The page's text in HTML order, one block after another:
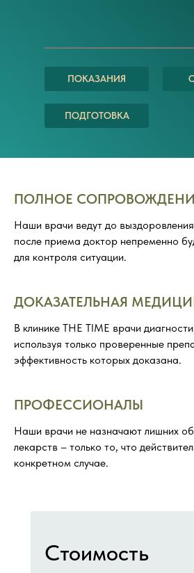
ПОКАЗАНИЯ
ПОДГОТОВКА
ПОЛНОЕ
Наши врачи ведут до
после приема доктор непременно
для контроля ситуации.
ДОКАЗАТЕЛЬНАЯ
В клинике THE TIME врачи
используя только проверенные
эффективность которых доказана.
ПРОФЕССИОНАЛЫ
Наши врачи не назначают лишних
лекарств – только то, что
конкретном случае.
Стоимость